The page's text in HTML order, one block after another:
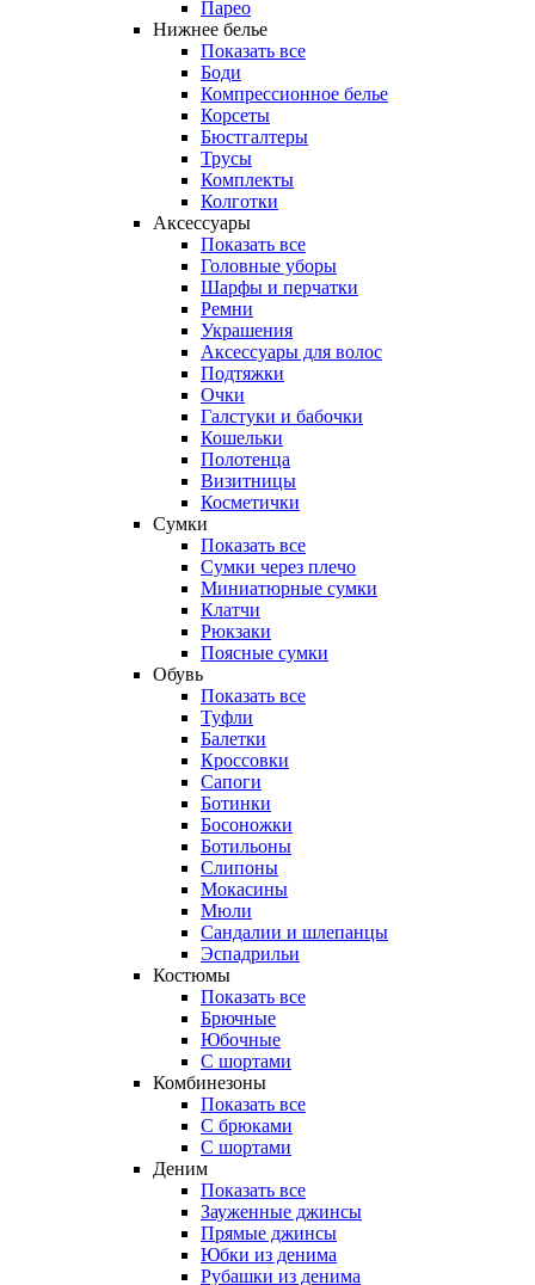
Парео
Нижнее белье
Показать все
Боди
Компрессионное белье
Корсеты
Бюстгалтеры
Трусы
Комплекты
Колготки
Аксессуары
Показать все
Головные уборы
Шарфы и перчатки
Ремни
Украшения
Аксессуары для волос
Подтяжки
Очки
Галстуки и бабочки
Кошельки
Полотенца
Визитницы
Косметички
Сумки
Показать все
Сумки через плечо
Миниатюрные cумки
Клатчи
Рюкзаки
Поясные сумки
Обувь
Показать все
Туфли
Балетки
Кроссовки
Сапоги
Ботинки
Босоножки
Ботильоны
Слипоны
Мокасины
Мюли
Сандалии и шлепанцы
Эспадрильи
Костюмы
Показать все
Брючные
Юбочные
С шортами
Комбинезоны
Показать все
С брюками
С шортами
Деним
Показать все
Зауженные джинсы
Прямые джинсы
Юбки из денима
Рубашки из денима